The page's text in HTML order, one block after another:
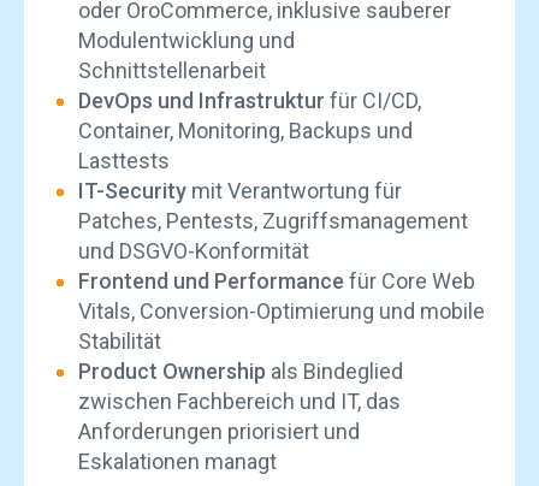
oder OroCommerce, inklusive sauberer
Modulentwicklung und
Schnittstellenarbeit
DevOps und Infrastruktur für CI/CD,
Container, Monitoring, Backups und
Lasttests
IT-Security mit Verantwortung für
Patches, Pentests, Zugriffsmanagement
und DSGVO-Konformität
Frontend und Performance für Core Web
Vitals, Conversion-Optimierung und mobile
Stabilität
Product Ownership als Bindeglied
zwischen Fachbereich und IT, das
Anforderungen priorisiert und
Eskalationen managt